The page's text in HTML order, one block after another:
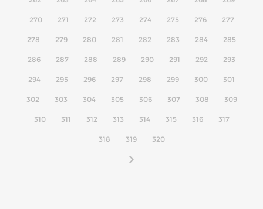
270 271 272 273 274 275 276 277
278 279 280 281 282 283 284 285
286 287 288 289 290 291 292 293
294 295 296 297 298 299 300 301
302 303 304 305 306 307 308 309
310 311 312 313 314 315 316 317
318 319 320